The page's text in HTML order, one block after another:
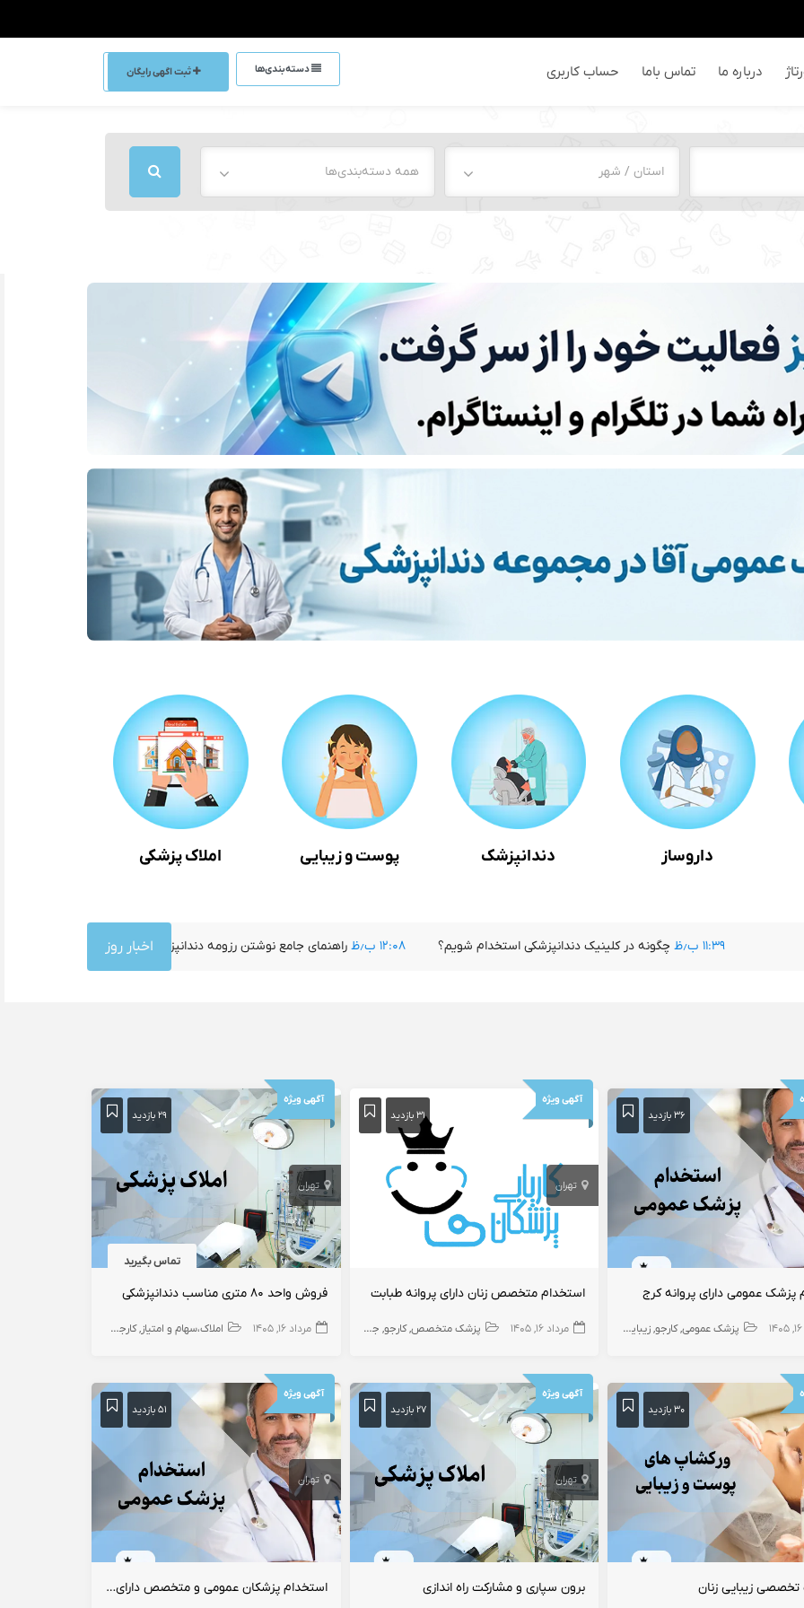
درباره ما تماس باما حساب کاربری دسته‌بندی‌ها ثبت اگهی رایگان
استان / شهر همه دسته‌بندی‌ها
داروساز دندانپزشک پوست و زیبایی املاک پزشکی
اخبار روز ۱۲:۰۸ ب٫ظ راهنمای جامع نوشتن رزومه دندانپزشکی ۱۱:۳۹ ب٫ظ چگونه در کلینیک دندانپزشکی استخدام شویم؟
۳۶ بازدید
پزشک عمومی دارای پروانه کرج
پزشک عمومی کارجو زیبایی
آگهی ویژه
۳۱ بازدید
تهران
استخدام متخصص زنان دارای پروانه طبابت
مرداد ۱۶, ۱۴۰۵ پزشک متخصص کارجو جراح زنان و زایمان
آگهی ویژه
۲۹ بازدید
تهران
تماس بگیرید
فروش واحد ۸۰ متری مناسب دندانپزشکی
مرداد ۱۶, ۱۴۰۵ املاک،سهام و امتیاز کارجو
۳۰ بازدید
زیبایی زنان
آگهی ویژه
۲۷ بازدید
تهران
برون سپاری و مشارکت راه اندازی
آگهی ویژه
۵۱ بازدید
تهران
استخدام پزشکان عمومی و متخصص دارای پروانه اسلامشهر